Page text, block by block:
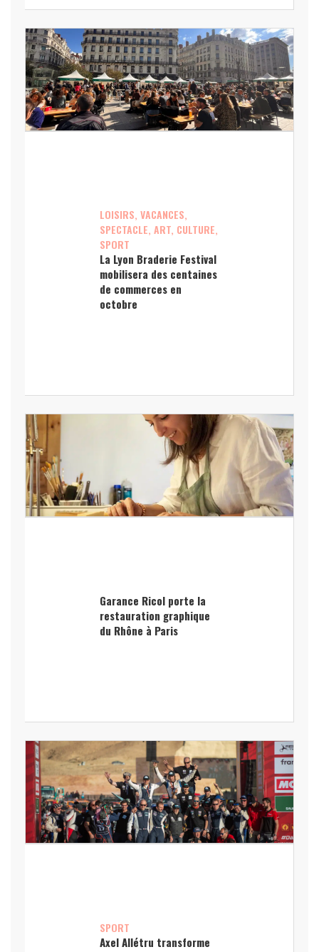
LOISIRS, VACANCES,
SPECTACLE, ART, CULTURE,
SPORT
La Lyon Braderie Festival
mobilisera des centaines
de commerces en
octobre
Garance Ricol porte la
restauration graphique
du Rhône à Paris
SPORT
Axel Allétru transforme